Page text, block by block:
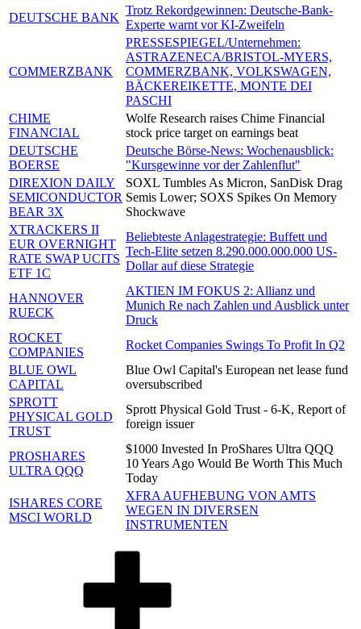
DEUTSCHE BANK
Trotz Rekordgewinnen: Deutsche-Bank-
Experte warnt vor KI-Zweifeln
COMMERZBANK
PRESSESPIEGEL/Unternehmen:
ASTRAZENECA/BRISTOL-MYERS,
COMMERZBANK, VOLKSWAGEN,
BÄCKEREIKETTE, MONTE DEI
PASCHI
CHIME
FINANCIAL
Wolfe Research raises Chime Financial
stock price target on earnings beat
DEUTSCHE
BOERSE
Deutsche Börse-News: Wochenausblick:
"Kursgewinne vor der Zahlenflut"
DIREXION DAILY
SEMICONDUCTOR
BEAR 3X
SOXL Tumbles As Micron, SanDisk Drag
Semis Lower; SOXS Spikes On Memory
Shockwave
XTRACKERS II
EUR OVERNIGHT
RATE SWAP UCITS
ETF 1C
Beliebteste Anlagestrategie: Buffett und
Tech-Elite setzen 8.290.000.000.000 US-
Dollar auf diese Strategie
HANNOVER
RUECK
AKTIEN IM FOKUS 2: Allianz und
Munich Re nach Zahlen und Ausblick unter
Druck
ROCKET
COMPANIES
Rocket Companies Swings To Profit In Q2
BLUE OWL
CAPITAL
Blue Owl Capital's European net lease fund
oversubscribed
SPROTT
PHYSICAL GOLD
TRUST
Sprott Physical Gold Trust - 6-K, Report of
foreign issuer
PROSHARES
ULTRA QQQ
$1000 Invested In ProShares Ultra QQQ
10 Years Ago Would Be Worth This Much
Today
ISHARES CORE
MSCI WORLD
XFRA AUFHEBUNG VON AMTS
WEGEN IN DIVERSEN
INSTRUMENTEN